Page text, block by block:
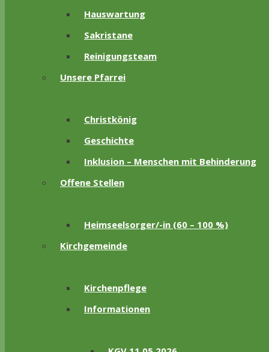
Hauswartung
Sakristane
Reinigungsteam
Unsere Pfarrei
Christkönig
Geschichte
Inklusion – Menschen mit Behinderung
Offene Stellen
Heimseelsorger/-in (60 – 100 %)
Kirchgemeinde
Kirchenpflege
Informationen